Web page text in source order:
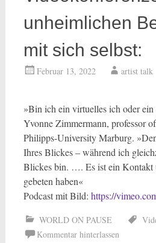
unheimlichen
mit sich selbst:
Februar 13, 2022 artist talk
»Bin ich ein virtuelles ich oder
Yvonne Zimmermann, professor
Philipps-University Marburg.
Ihres Blickes – während ich
Blickes bin. …. Es ist ein Kontakt
gebeten haben«
Podcast mit Bild: https://
WORLD ON PAUSE
Kommentar hinterlassen